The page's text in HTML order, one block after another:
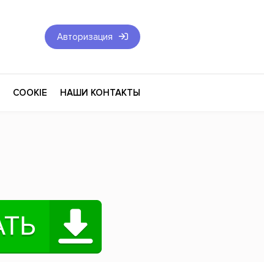
Авторизация
Эзотерика
Экономика
COOKIE НАШИ КОНТАКТЫ